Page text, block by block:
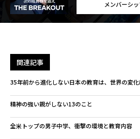
メンバーシ
関連記事
35年前から進化しない日本の教育は、世界の変
精神の強い親がしない13のこと
全米トップの男子中学、衝撃の環境と教育内容